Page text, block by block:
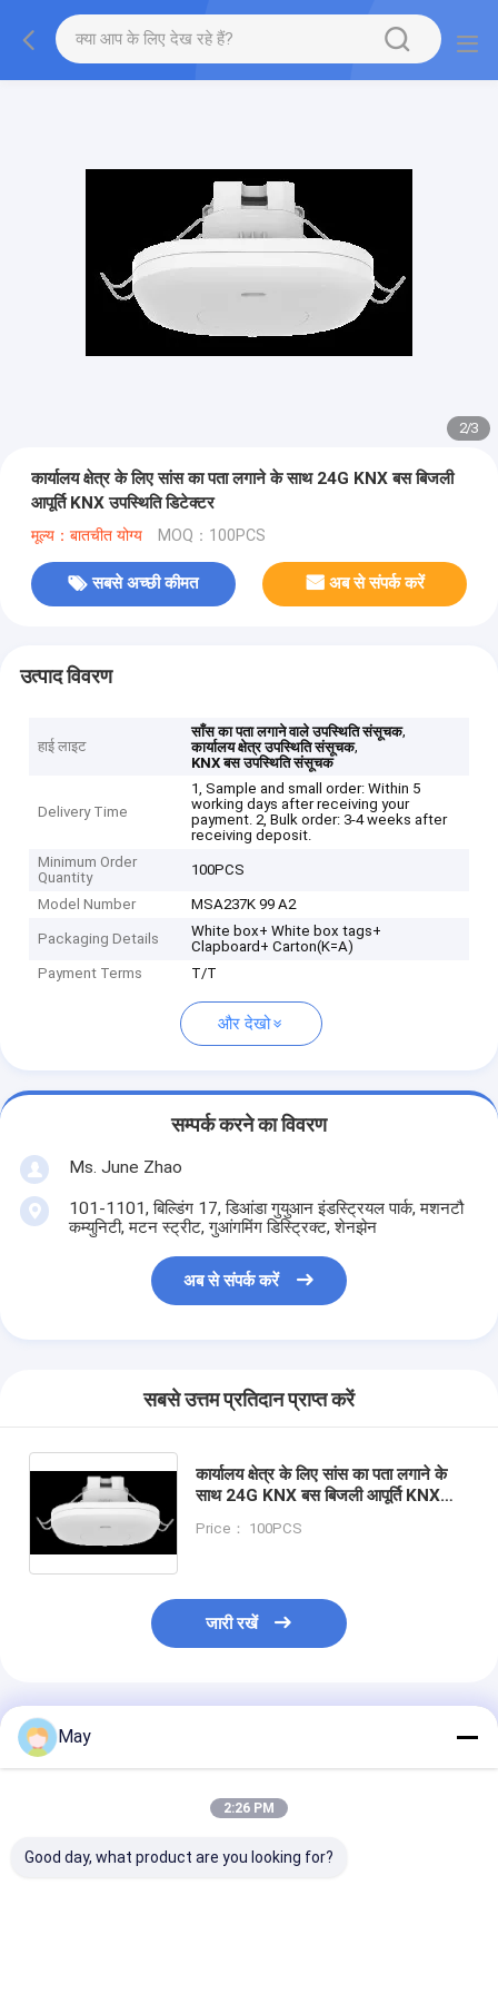
2/3
कार्यालय क्षेत्र के लिए सांस का पता लगाने के साथ 24G KNX बस बिजली
आपूर्ति KNX उपस्थिति डिटेक्टर
मूल्य：बातचीत योग्य MOQ：100PCS
सबसे अच्छी कीमत अब से संपर्क करें
उत्पाद विवरण
हाई लाइट
साँस का पता लगाने वाले उपस्थिति संसूचक,
कार्यालय क्षेत्र उपस्थिति संसूचक,
KNX बस उपस्थिति संसूचक
Delivery Time
1, Sample and small order: Within 5
working days after receiving your
payment. 2, Bulk order: 3-4 weeks after
receiving deposit.
Minimum Order
Quantity
100PCS
Model Number MSA237K 99 A2
Packaging Details
White box+ White box tags+
Clapboard+ Carton(K=A)
Payment Terms
T/T
और देखो
सम्पर्क करने का विवरण
Ms. June Zhao
101-1101, बिल्डिंग 17, डिआंडा गुयुआन इंडस्ट्रियल पार्क, मशनटौ
कम्युनिटी, मटन स्ट्रीट, गुआंगमिंग डिस्ट्रिक्ट, शेनझेन
अब से संपर्क करें
सबसे उत्तम प्रतिदान प्राप्त करें
कार्यालय क्षेत्र के लिए सांस का पता लगाने के
साथ 24G KNX बस बिजली आपूर्ति KNX
Price： 100PCS
जारी रखें
अनुशंसित उत्पाद
May
2:26 PM
Good day, what product are you looking for?